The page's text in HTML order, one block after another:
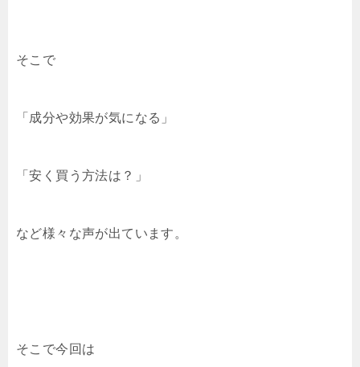
そこで
「成分や効果が気になる」
「安く買う方法は？」
など様々な声が出ています。
そこで今回は